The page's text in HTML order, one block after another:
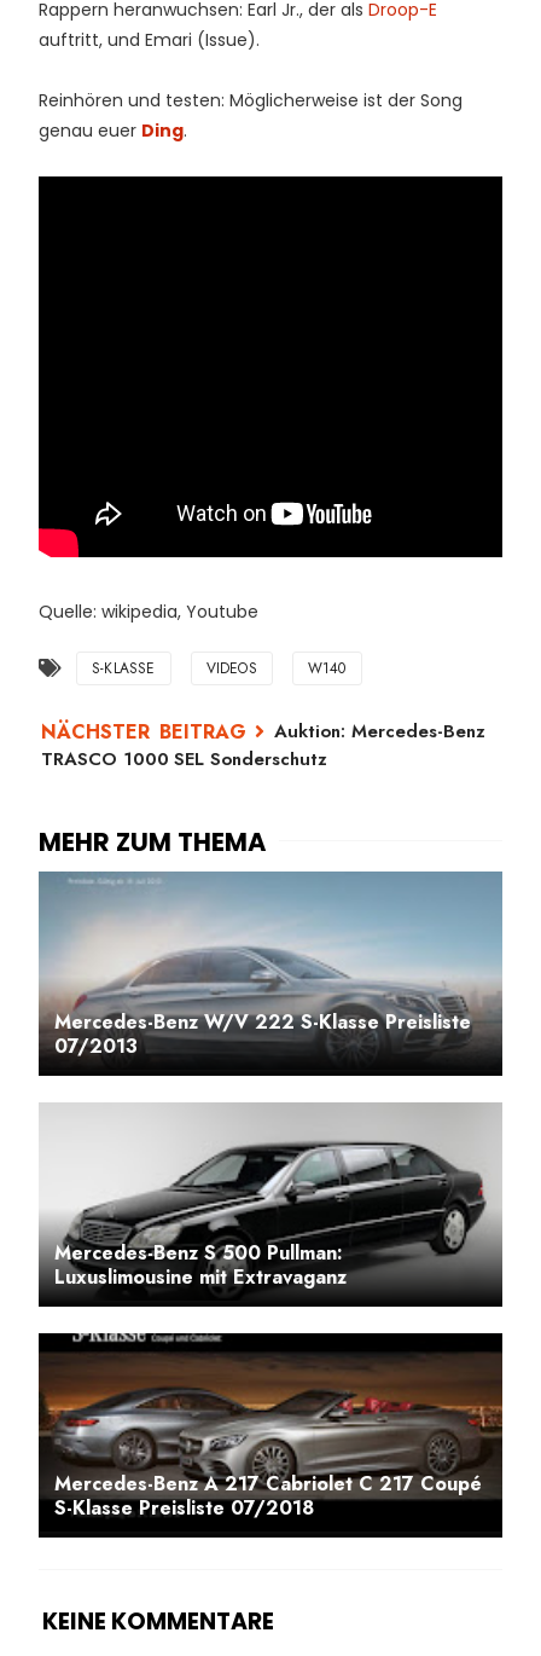
Rappern heranwuchsen: Earl Jr., der als Droop-E
auftritt, und Emari (Issue).
Reinhören und testen: Möglicherweise ist der Song
genau euer Ding.
Quelle: wikipedia, Youtube
S-KLASSE VIDEOS W140
Auktion: Mercedes-Benz
TRASCO 1000 SEL Sonderschutz
Mercedes-Benz W/V 222 S-Klasse Preisliste
07/2013
Mercedes-Benz S 500 Pullman:
Luxuslimousine mit Extravaganz
Mercedes-Benz A 217 Cabriolet C 217 Coupé
S-Klasse Preisliste 07/2018
KEINE KOMMENTARE